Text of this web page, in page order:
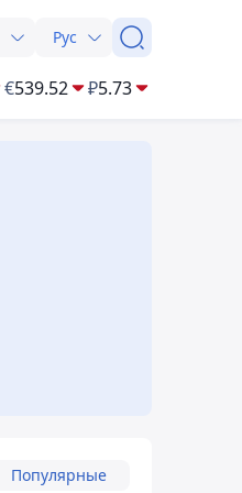
Рус
€539.52 ₽5.73
Популярные